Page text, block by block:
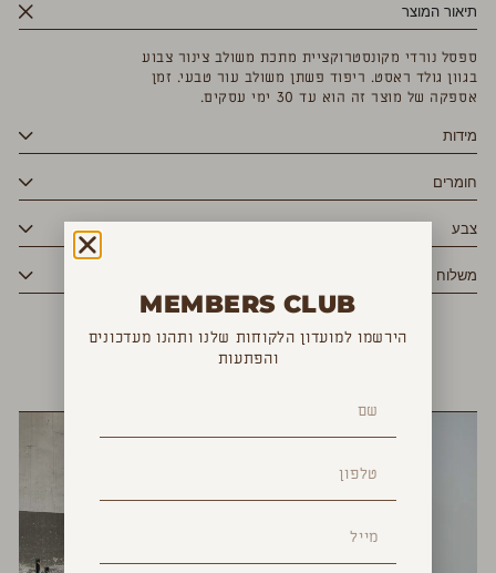
תיאור המוצר
ספסל נורדי מקונסטרוקציית מתכת משולב צינור צבוע
בגוון גולד ראסט. ריפוד פשתן משולב עור טבעי. זמן
אספקה של מוצר זה הוא עד 30 ימי עסקים.
מידות
חומרים
צבע
משלוח
MEMBERS CLUB
הירשמו למועדון הלקוחות שלנו ותהנו מעדכונים
והפתעות